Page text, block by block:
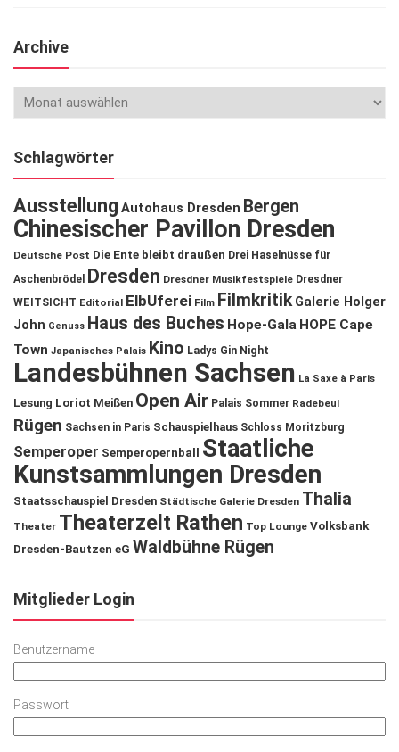
Archive
Schlagwörter
Ausstellung Autohaus Dresden Bergen
Chinesischer Pavillon Dresden
Deutsche Post Die Ente bleibt draußen Drei Haselnüsse für
Aschenbrödel
Dresden Dresdner Musikfestspiele Dresdner
WEITSICHT Editorial ElbUferei Film Filmkritik Galerie Holger
John Genuss Haus des Buches Hope-Gala HOPE Cape
Town Japanisches Palais Kino Ladys Gin Night
Landesbühnen Sachsen La Saxe à Paris
Lesung Loriot Meißen Open Air Palais Sommer Radebeul
Rügen Sachsen in Paris Schauspielhaus Schloss Moritzburg
Semperoper Semperopernball
Staatliche
Kunstsammlungen Dresden
Staatsschauspiel Dresden Städtische Galerie Dresden Thalia
Theater Theaterzelt Rathen Top Lounge Volksbank
Dresden-Bautzen eG Waldbühne Rügen
Mitglieder Login
Benutzername
Passwort